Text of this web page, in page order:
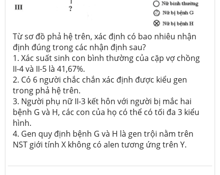
Từ sơ đồ phả hệ trên, xác định có bao nhiêu nhận
định đúng trong các nhận định sau?
1. Xác suất sinh con bình thường của cặp vợ chồng
II-4 và II-5 là 41,67%.
2. Có 6 người chắc chắn xác định được kiểu gen
trong phả hệ trên.
3. Người phụ nữ II-3 kết hôn với người bị mắc hai
bệnh G và H, các con của họ có thể có tối đa 3 kiểu
hình.
4. Gen quy định bệnh G và H là gen trội nằm trên
NST giới tính X không có alen tương ứng trên Y.